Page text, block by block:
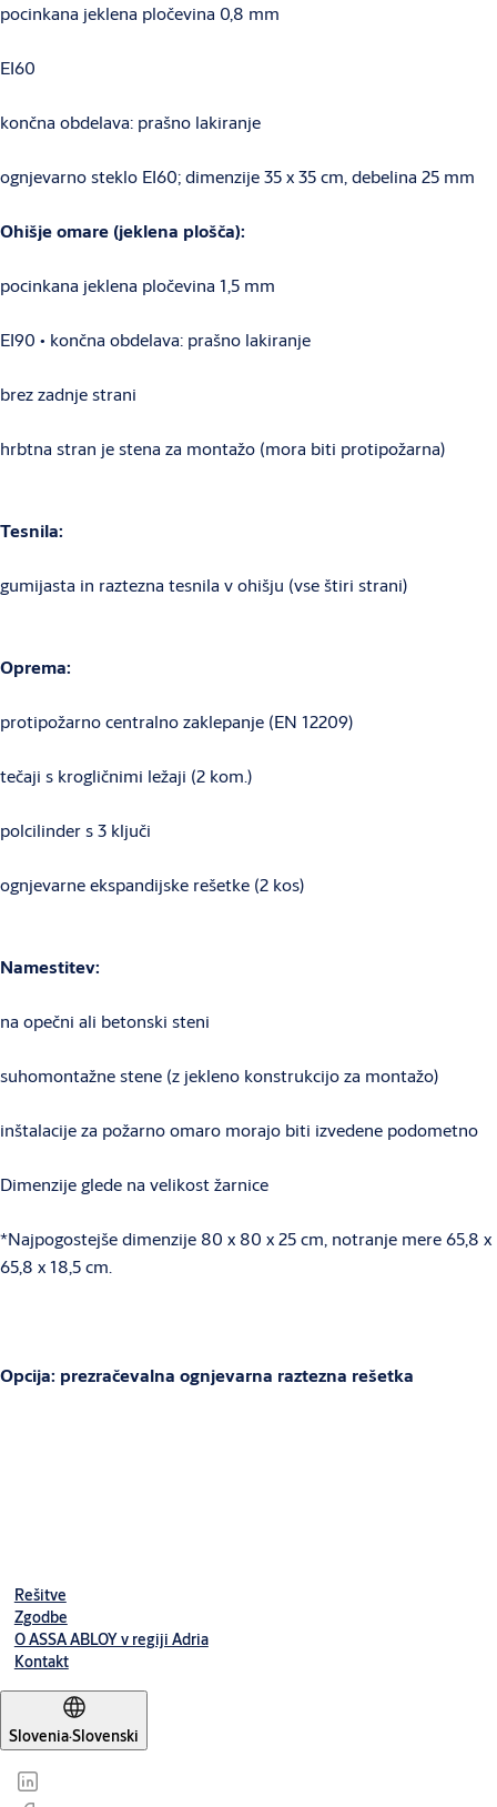
pocinkana jeklena pločevina 0,8 mm
EI60
končna obdelava: prašno lakiranje
ognjevarno steklo EI60; dimenzije 35 x 35 cm, debelina 25 mm
Ohišje omare (jeklena plošča):
pocinkana jeklena pločevina 1,5 mm
EI90 • končna obdelava: prašno lakiranje
brez zadnje strani
hrbtna stran je stena za montažo (mora biti protipožarna)
Tesnila:
gumijasta in raztezna tesnila v ohišju (vse štiri strani)
Oprema:
protipožarno centralno zaklepanje (EN 12209)
tečaji s krogličnimi ležaji (2 kom.)
polcilinder s 3 ključi
ognjevarne ekspandijske rešetke (2 kos)
Namestitev:
na opečni ali betonski steni
suhomontažne stene (z jekleno konstrukcijo za montažo)
inštalacije za požarno omaro morajo biti izvedene podometno
Dimenzije glede na velikost žarnice
*Najpogostejše dimenzije 80 x 80 x 25 cm, notranje mere 65,8 x
65,8 x 18,5 cm.
Opcija: prezračevalna ognjevarna raztezna rešetka
Fire cabinet PPC
Rešitve
Zgodbe
O ASSA ABLOY v regiji Adria
Kontakt
Slovenia·Slovenski